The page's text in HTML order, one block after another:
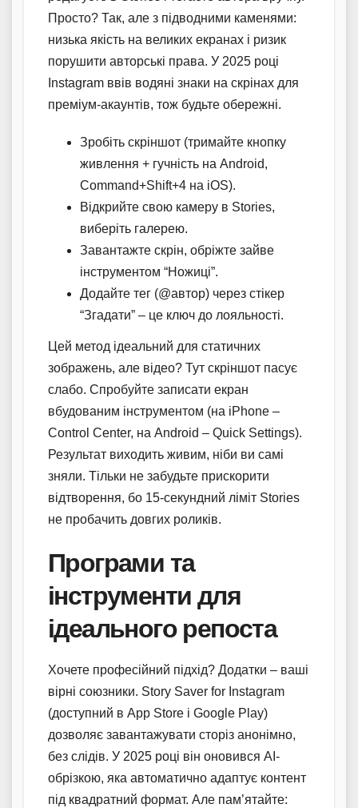
Просто? Так, але з підводними каменями:
низька якість на великих екранах і ризик
порушити авторські права. У 2025 році
Instagram ввів водяні знаки на скрінах для
преміум-акаунтів, тож будьте обережні.
Зробіть скріншот (тримайте кнопку
живлення + гучність на Android,
Command+Shift+4 на iOS).
Відкрийте свою камеру в Stories,
виберіть галерею.
Завантажте скрін, обріжте зайве
інструментом “Ножиці”.
Додайте тег (@автор) через стікер
“Згадати” – це ключ до лояльності.
Цей метод ідеальний для статичних
зображень, але відео? Тут скріншот пасує
слабо. Спробуйте записати екран
вбудованим інструментом (на iPhone –
Control Center, на Android – Quick Settings).
Результат виходить живим, ніби ви самі
зняли. Тільки не забудьте прискорити
відтворення, бо 15-секундний ліміт Stories
не пробачить довгих роликів.
Програми та
інструменти для
ідеального репоста
Хочете професійний підхід? Додатки – ваші
вірні союзники. Story Saver for Instagram
(доступний в App Store і Google Play)
дозволяє завантажувати сторіз анонімно,
без слідів. У 2025 році він оновився AI-
обрізкою, яка автоматично адаптує контент
під квадратний формат. Але пам’ятайте: